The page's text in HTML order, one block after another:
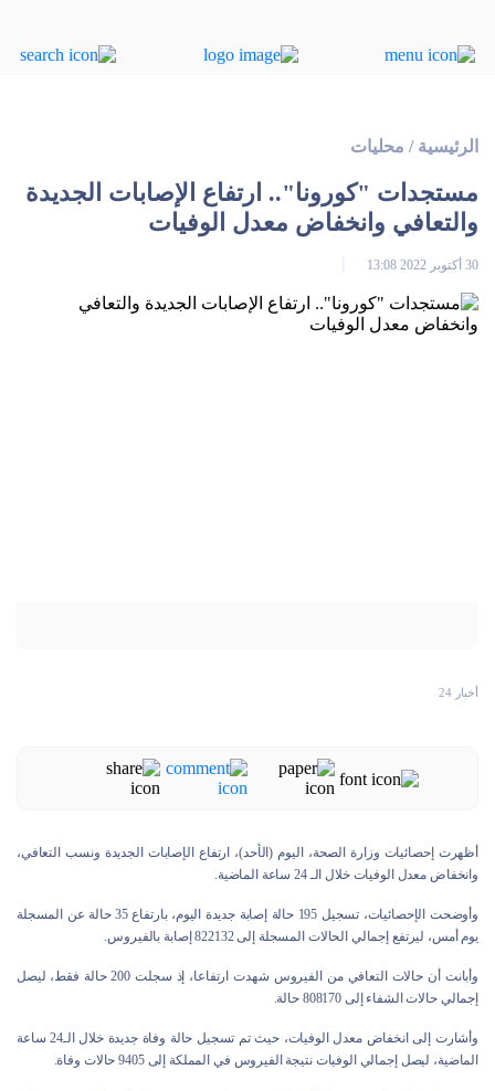
الرئيسية / محليات
مستجدات "كورونا".. ارتفاع الإصابات الجديدة
والتعافي وانخفاض معدل الوفيات
30 أكتوبر 2022 13:08
أخبار 24
أظهرت إحصائيات وزارة الصحة، اليوم (الأحد)، ارتفاع الإصابات الجديدة ونسب التعافي،
وانخفاض معدل الوفيات خلال الـ 24 ساعة الماضية.
وأوضحت الإحصائيات، تسجيل 195 حالة إصابة جديدة اليوم، بارتفاع 35 حالة عن المسجلة
يوم أمس، ليرتفع إجمالي الحالات المسجلة إلى 822132 إصابة بالفيروس.
وأبانت أن حالات التعافي من الفيروس شهدت ارتفاعا، إذ سجلت 200 حالة فقط، ليصل
إجمالي حالات الشفاء إلى 808170 حالة.
وأشارت إلى انخفاض معدل الوفيات، حيث تم تسجيل حالة وفاة جديدة خلال الـ24 ساعة
الماضية، ليصل إجمالي الوفيات نتيجة الفيروس في المملكة إلى 9405 حالات وفاة.